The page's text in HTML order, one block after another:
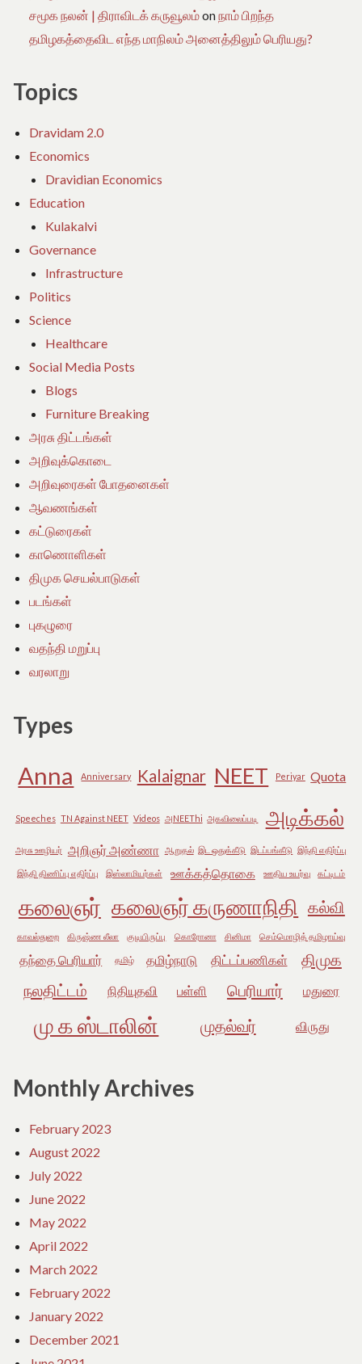
சமூக நலன் | திராவிடக் கருவூலம்onநாம் பிறந்த
தமிழகத்தைவிட எந்த மாநிலம் அனைத்திலும் பெரியது?
Topics
Dravidam 2.0
Economics
Dravidian Economics
Education
Kulakalvi
Governance
Infrastructure
Politics
Science
Healthcare
Social Media Posts
Blogs
Furniture Breaking
அரசு திட்டங்கள்
அறிவுக்கொடை
அறிவுரைகள் போதனைகள்
ஆவணங்கள்
கட்டுரைகள்
காணொளிகள்
திமுக செயல்பாடுகள்
படங்கள்
புகழுரை
வதந்தி மறுப்பு
வரலாறு
Types
Anna Anniversary Kalaignar NEET Periyar Quota
Speeches TN Against NEET Videos அNEEThi அகவிலைப்படி அடிக்கல்
அரசு ஊழியர் அறிஞர் அண்ணா ஆறுதல் இட ஒதுக்கீடு இடப்பங்கீடு இந்தி எதிர்ப்பு
இந்தி திணிப்பு எதிர்ப்பு இஸ்லாமியர்கள் ஊக்கத்தொகை ஊதிய உயர்வு கட்டிடம்
கலைஞர் கலைஞர் கருணாநிதி கல்வி
காவல்துறை கிருஷ்ண லீலா குடியிருப்பு கொரோனா சினிமா செம்மொழித் தமிழாய்வு
தந்தை பெரியார் தமிழ் தமிழ்நாடு திட்டப்பணிகள்
திமுக
நலதிட்டம்
நிதியுதவி பள்ளி பெரியார் மதுரை
மு க ஸ்டாலின் முதல்வர் விருது
Monthly Archives
February 2023
August 2022
July 2022
June 2022
May 2022
April 2022
March 2022
February 2022
January 2022
December 2021